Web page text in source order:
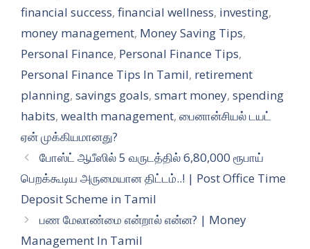
financial success, financial wellness, investing,
money management, Money Saving Tips,
Personal Finance, Personal Finance Tips,
Personal Finance Tips In Tamil, retirement
planning, savings goals, smart money, spending
habits, wealth management, பைனான்சியல் டயட்
ஏன் முக்கியமானது?
போஸ்ட் ஆபீஸில் 5 வருடத்தில் 6,80,000 ரூபாய்
பெறக்கூடிய அருமையான திட்டம்..! | Post Office Time
Deposit Scheme in Tamil
பண மேலாண்மை என்றால் என்ன? | Money
Management In Tamil